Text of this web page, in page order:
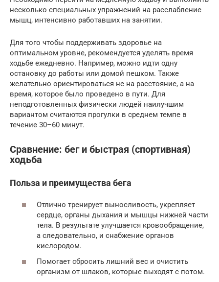
несколько специальных упражнений на расслабление
мышц, интенсивно работавших на занятии.
Для того чтобы поддерживать здоровье на
оптимальном уровне, рекомендуется уделять время
ходьбе ежедневно. Например, можно идти одну
остановку до работы или домой пешком. Также
желательно ориентироваться не на расстояние, а на
время, которое было проведено в пути. Для
неподготовленных физически людей наилучшим
вариантом считаются прогулки в среднем темпе в
течение 30–60 минут.
Сравнение: бег и быстрая (спортивная)
ходьба
Польза и преимущества бега
Отлично тренирует выносливость, укрепляет
сердце, органы дыхания и мышцы нижней части
тела. В результате улучшается кровообращение,
а следовательно, и снабжение органов
кислородом.
Помогает сбросить лишний вес и очистить
организм от шлаков, которые выходят с потом.